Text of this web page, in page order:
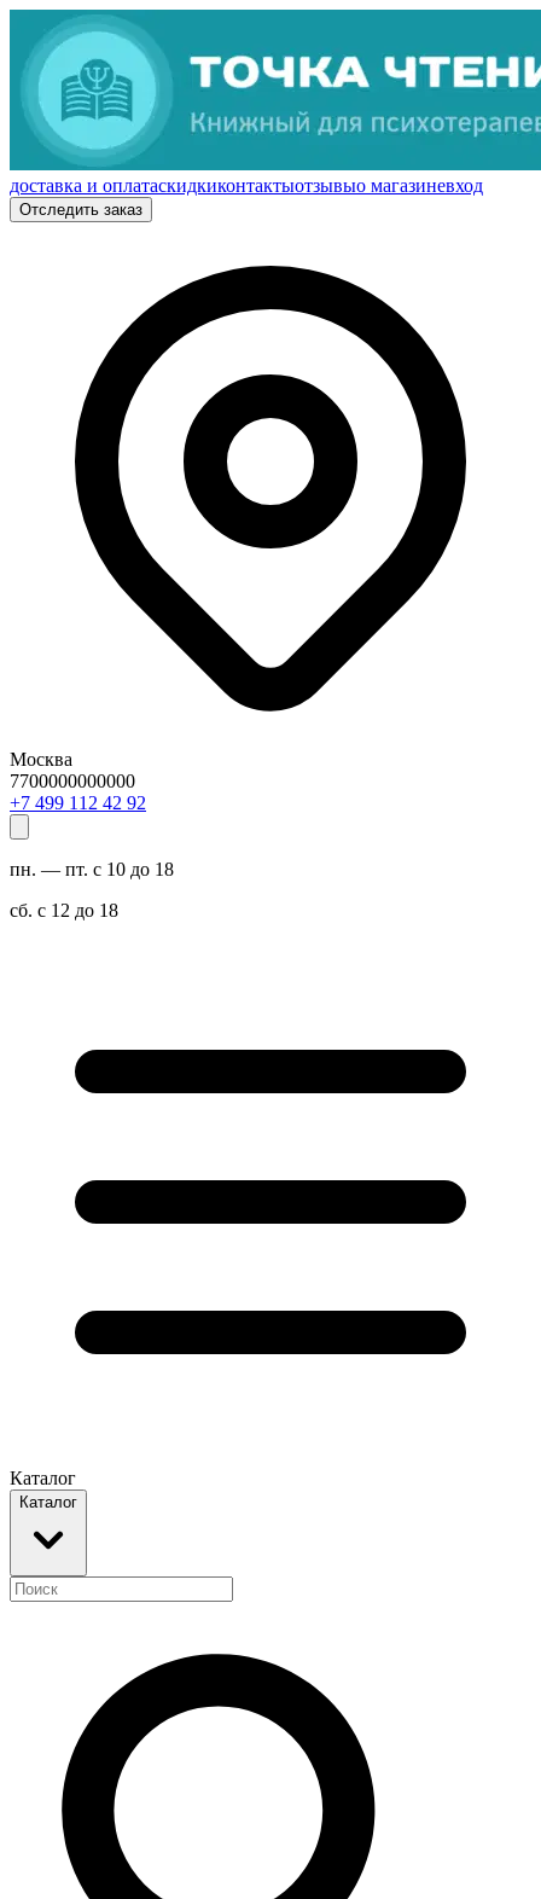
доставка и оплатаскидкиконтактыотзывыо магазиневход
Отследить заказ
Москва
7700000000000
29 24 211 994 7+
пн. — пт. с 10 до 18
сб. с 12 до 18
Каталог
Каталог